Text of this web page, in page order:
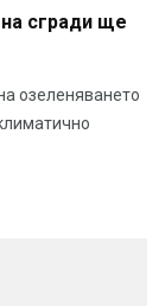
сгради ще
озеленяването